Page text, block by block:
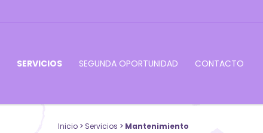
SERVICIOS SEGUNDA OPORTUNIDAD CONTACTO
Inicio > Servicios > Mantenimiento